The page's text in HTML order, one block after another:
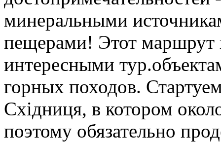
минеральными
пещерами! Этот маршрут
интересными
горных походов.
Cхідниця, в котором
поэтому обязательно